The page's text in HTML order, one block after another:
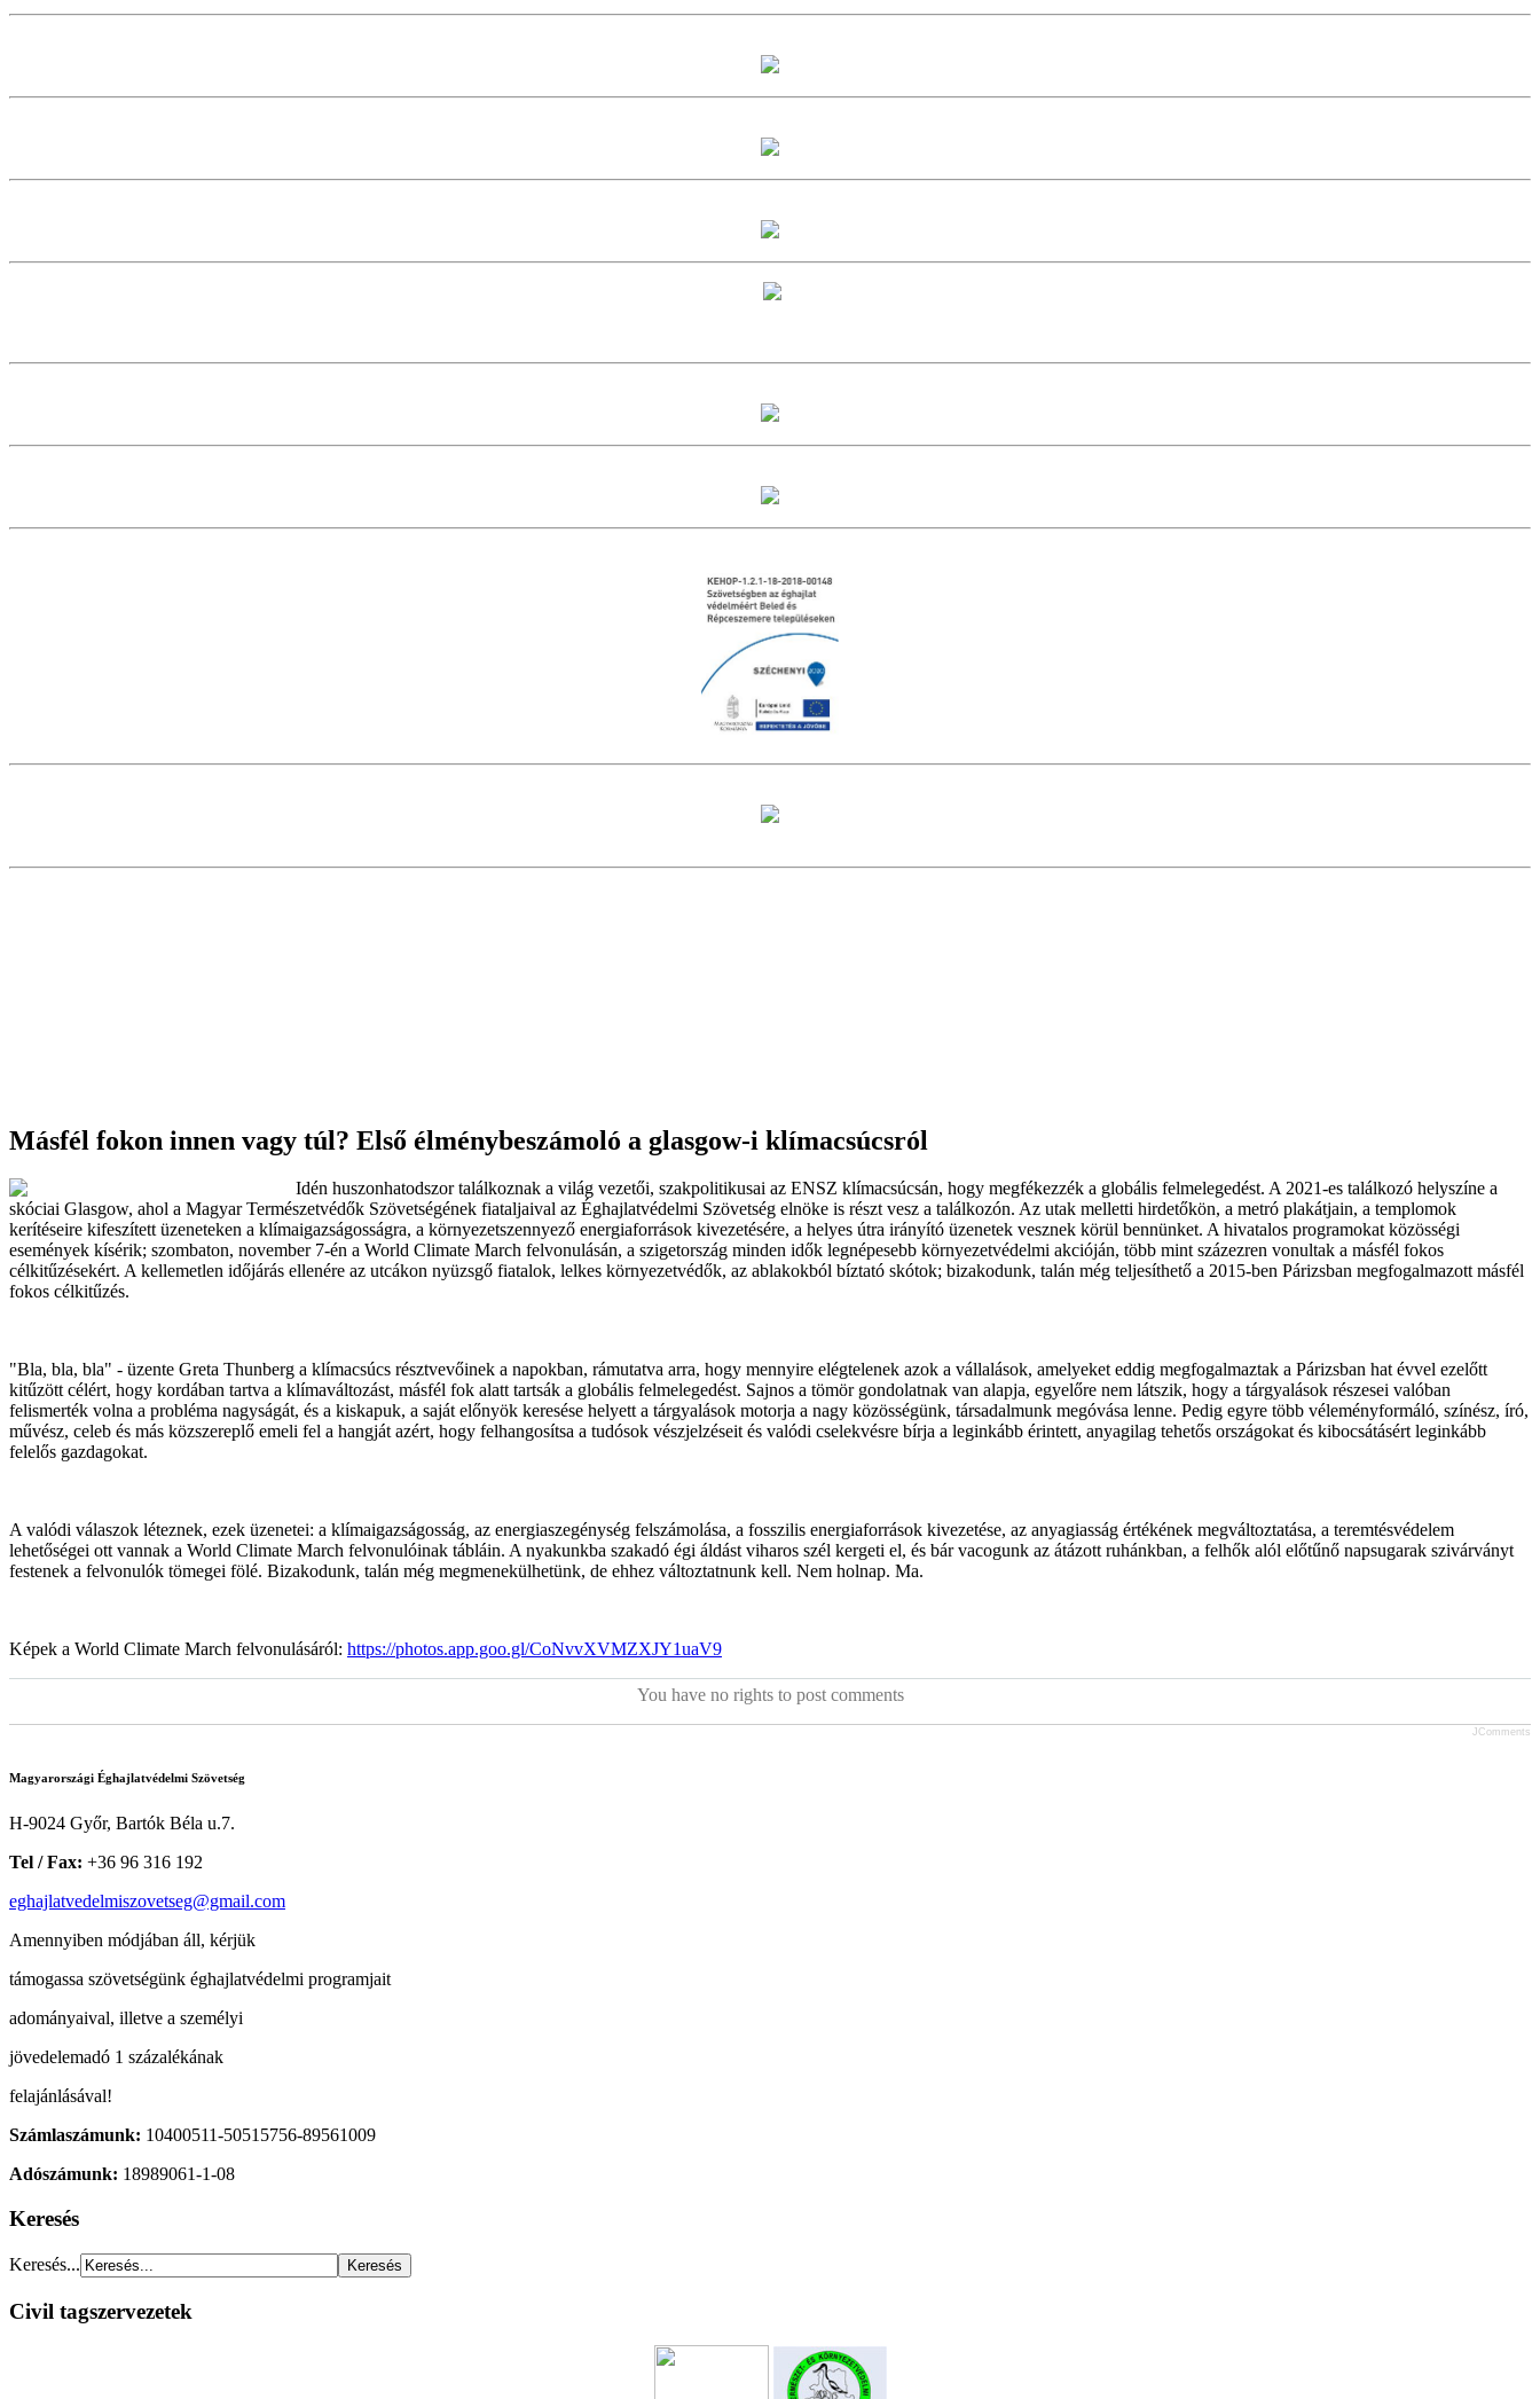
Másfél fokon innen vagy túl? Első élménybeszámoló a glasgow-i klímacsúcsról
Idén huszonhatodszor találkoznak a világ vezetői, szakpolitikusai az ENSZ klímacsúcsán, hogy megfékezzék a globális felmelegedést. A 2021-es találkozó helyszíne a
skóciai Glasgow, ahol a Magyar Természetvédők Szövetségének fiataljaival az Éghajlatvédelmi Szövetség elnöke is részt vesz a találkozón. Az utak melletti hirdetőkön, a metró plakátjain, a templomok
kerítéseire kifeszített üzeneteken a klímaigazságosságra, a környezetszennyező energiaforrások kivezetésére, a helyes útra irányító üzenetek vesznek körül bennünket. A hivatalos programokat közösségi
események kísérik; szombaton, november 7-én a World Climate March felvonulásán, a szigetország minden idők legnépesebb környezetvédelmi akcióján, több mint százezren vonultak a másfél fokos
célkitűzésekért. A kellemetlen időjárás ellenére az utcákon nyüzsgő fiatalok, lelkes környezetvédők, az ablakokból bíztató skótok; bizakodunk, talán még teljesíthető a 2015-ben Párizsban megfogalmazott másfél
fokos célkitűzés.
"Bla, bla, bla" - üzente Greta Thunberg a klímacsúcs résztvevőinek a napokban, rámutatva arra, hogy mennyire elégtelenek azok a vállalások, amelyeket eddig megfogalmaztak a Párizsban hat évvel ezelőtt
kitűzött célért, hogy kordában tartva a klímaváltozást, másfél fok alatt tartsák a globális felmelegedést. Sajnos a tömör gondolatnak van alapja, egyelőre nem látszik, hogy a tárgyalások részesei valóban
felismerték volna a probléma nagyságát, és a kiskapuk, a saját előnyök keresése helyett a tárgyalások motorja a nagy közösségünk, társadalmunk megóvása lenne. Pedig egyre több véleményformáló, színész, író,
művész, celeb és más közszereplő emeli fel a hangját azért, hogy felhangosítsa a tudósok vészjelzéseit és valódi cselekvésre bírja a leginkább érintett, anyagilag tehetős országokat és kibocsátásért leginkább
felelős gazdagokat.
A valódi válaszok léteznek, ezek üzenetei: a klímaigazságosság, az energiaszegénység felszámolása, a fosszilis energiaforrások kivezetése, az anyagiasság értékének megváltoztatása, a teremtésvédelem
lehetőségei ott vannak a World Climate March felvonulóinak tábláin. A nyakunkba szakadó égi áldást viharos szél kergeti el, és bár vacogunk az átázott ruhánkban, a felhők alól előtűnő napsugarak szivárványt
festenek a felvonulók tömegei fölé. Bizakodunk, talán még megmenekülhetünk, de ehhez változtatnunk kell. Nem holnap. Ma.
Képek a World Climate March felvonulásáról: https://photos.app.goo.gl/CoNvvXVMZXJY1uaV9
You have no rights to post comments
JComments
Magyarországi Éghajlatvédelmi Szövetség
H-9024 Győr, Bartók Béla u.7.
Tel / Fax: +36 96 316 192
eghajlatvedelmiszovetseg@gmail.com
Amennyiben módjában áll, kérjük
támogassa szövetségünk éghajlatvédelmi programjait
adományaival, illetve a személyi
jövedelemadó 1 százalékának
felajánlásával!
Számlaszámunk: 10400511-50515756-89561009
Adószámunk: 18989061-1-08
Keresés
Keresés...
Civil tagszervezetek